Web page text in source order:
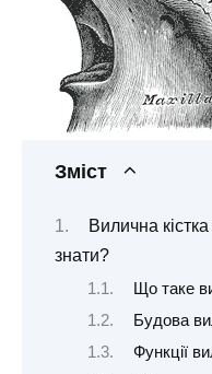
Зміст
Вилична
знати?
Що таке
Будова
Функції